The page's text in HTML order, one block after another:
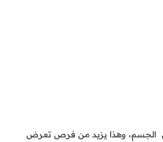
الجسم، وهذا يزيد من فرص تعرض